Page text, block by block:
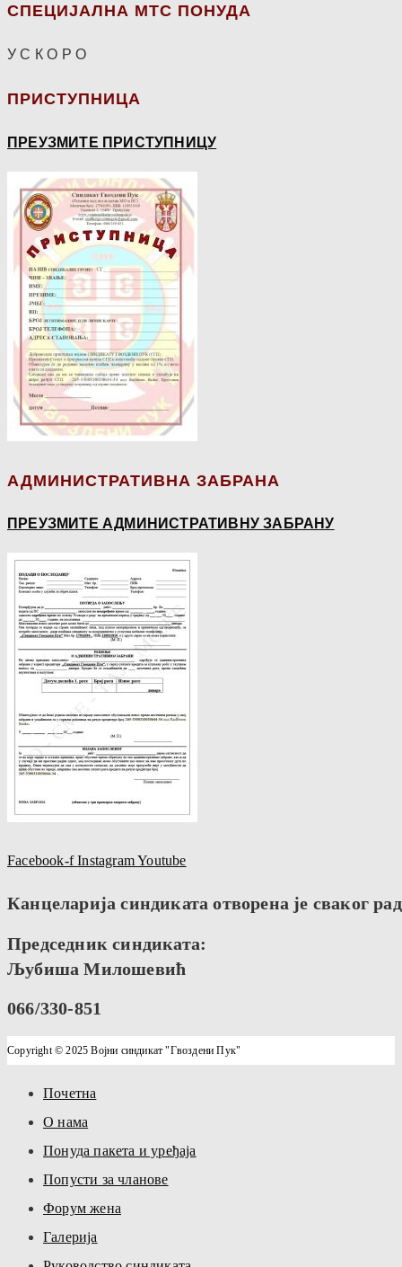
СПЕЦИЈАЛНА МТС ПОНУДА
У С К О Р О
ПРИСТУПНИЦА
ПРЕУЗМИТЕ ПРИСТУПНИЦУ
АДМИНИСТРАТИВНА ЗАБРАНА
ПРЕУЗМИТЕ АДМИНИСТРАТИВНУ ЗАБРАНУ
Facebook-f InstagramYoutube
Канцеларија синдиката отворена је сваког
Председник синдиката:
Љубиша Милошевић
066/330-851
Copyright © 2025 Војни синдикат "Гвоздени Пук"
Почетна
О нама
Понуда пакета и уређаја
Попусти за чланове
Форум жена
Галерија